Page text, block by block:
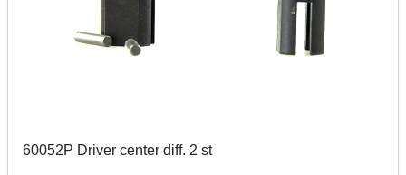
60052P Driver center diff. 2 st